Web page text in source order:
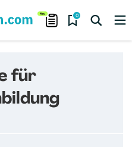
0
für